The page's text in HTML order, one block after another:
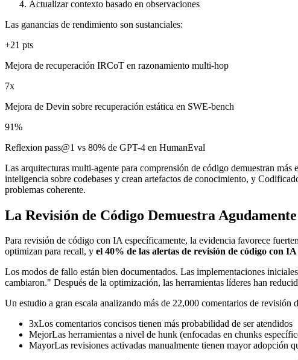
Actualizar contexto basado en observaciones
Las ganancias de rendimiento son sustanciales:
+21 pts
Mejora de recuperación IRCoT en razonamiento multi-hop
7x
Mejora de Devin sobre recuperación estática en SWE-bench
91%
Reflexion pass@1 vs 80% de GPT-4 en HumanEval
Las arquitecturas multi-agente para comprensión de código demuestran
inteligencia sobre codebases y crean artefactos de conocimiento, y
problemas coherente.
La Revisión de Código Demuestra
Para revisión de código con IA específicamente, la evidencia favorece
optimizan para recall, y el 40% de las alertas de revisión de código con
Los modos de fallo están bien documentados. Las implementaciones
cambiaron." Después de la optimización, las herramientas líderes han
Un estudio a gran escala analizando más de 22,000 comentarios de revisión
3xLos comentarios concisos tienen más probabilidad de ser atendidos
MejorLas herramientas a nivel de hunk (enfocadas en chunks
MayorLas revisiones activadas manualmente tienen mayor adopción